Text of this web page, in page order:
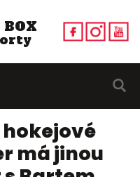
má jinou